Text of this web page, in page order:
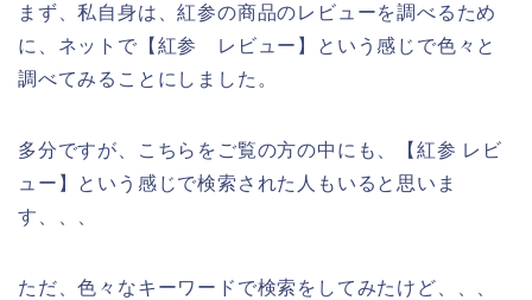
まず、私自身は、紅参の商品のレビューを調べるため
に、ネットで【紅参 レビュー】という感じで色々と
調べてみることにしました。
多分ですが、こちらをご覧の方の中にも、【紅参 レビ
ュー】という感じで検索された人もいると思いま
す、、、
ただ、色々なキーワードで検索をしてみたけど、、、